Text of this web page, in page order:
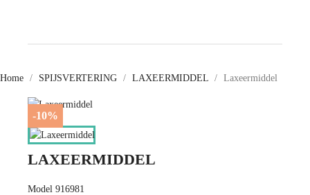
Home SPIJSVERTERING LAXEERMIDDEL Laxeermiddel
-10%
LAXEERMIDDEL
Model 916981